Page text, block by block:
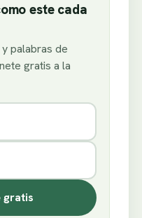
este cada
palabras de
gratis a la
gratis